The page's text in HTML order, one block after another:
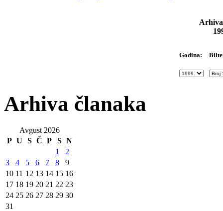
Godina:
Arhiva članaka
Avgust 2026
P U S Č P S N
1
2
3
4 5 6 7 8
9
10 11 12 13 14 15 16
17 18 19 20 21 22 23
24 25 26 27 28 29 30
31